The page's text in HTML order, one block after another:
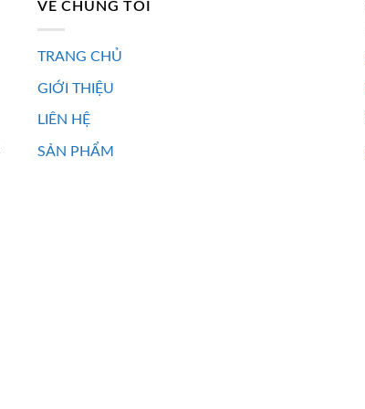
VỀ CHÚNG TÔI
TRANG CHỦ
GIỚI THIỆU
LIÊN HỆ
SẢN PHẨM